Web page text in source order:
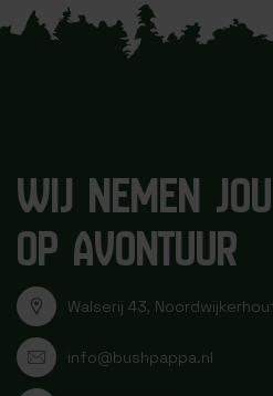
WIJ NEMEN
OP AVONTUUR
Walserij 43,
info@bushpappa.nl